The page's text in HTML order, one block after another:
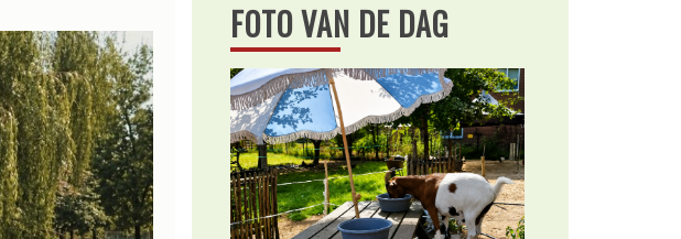
FOTO VAN DE DAG